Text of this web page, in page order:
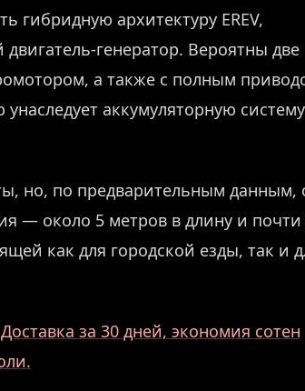
гибридную архитектуру EREV,
генератор. Вероятны две
а также с полным
аккумуляторную
но, по предварительным данным,
— около 5 метров в длину и почти
как для городской езды, так и
за 30 дней, экономия сотен